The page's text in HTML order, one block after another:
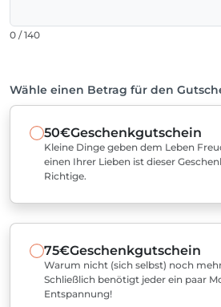
0 / 140
Wähle einen Betrag für den
50€Geschenkgutschein
Kleine Dinge geben dem Leben
einen Ihrer Lieben ist dieser
Richtige.
75€Geschenkgutschein
Warum nicht (sich selbst) noch
Schließlich benötigt jeder ein paar
Entspannung!